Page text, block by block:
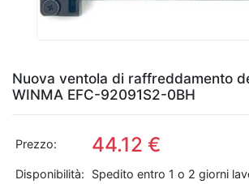
Nuova ventola di raffreddamento
WINMA EFC-92091S2-0BH
Prezzo: 44.12 €
Disponibilità:
Spedito entro 1 o 2 giorni